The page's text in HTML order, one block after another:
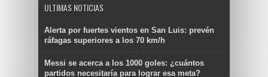
ULTIMAS NOTICIAS
Alerta por fuertes vientos en San Luis: prevén
ráfagas superiores a los 70 km/h
Messi se acerca a los 1000 goles: ¿cuántos
partidos necesitaría para lograr esa meta?